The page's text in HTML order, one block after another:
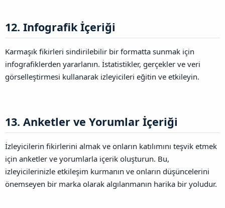
12. Infografik İçeriği​
Karmaşık fikirleri sindirilebilir bir formatta sunmak için
infografiklerden yararlanın. İstatistikler, gerçekler ve veri
görselleştirmesi kullanarak izleyicileri eğitin ve etkileyin.
13. Anketler ve Yorumlar İçeriği​
İzleyicilerin fikirlerini almak ve onların katılımını teşvik etmek
için anketler ve yorumlarla içerik oluşturun. Bu,
izleyicilerinizle etkileşim kurmanın ve onların düşüncelerini
önemseyen bir marka olarak algılanmanın harika bir yoludur.